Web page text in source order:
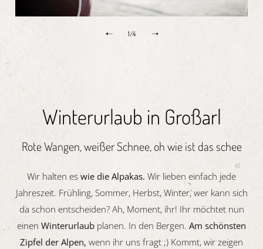
1/4
Winterurlaub in Großarl
Rote Wangen, weißer Schnee, oh wie ist das schee
Wir halten es wie die Alpakas. Wir lieben einfach jede
Jahreszeit. Frühling, Sommer, Herbst, Winter, wer kann sich
da schon entscheiden? Ah, Moment, ihr! Ihr möchtet nun
einen Winterurlaub planen. In den Bergen. Am schönsten
Zipfel der Alpen, wenn ihr uns fragt ;) Kommt, wir zeigen